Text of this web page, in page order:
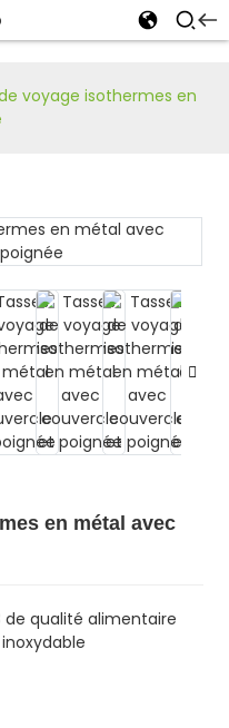
voyage isothermes en
en métal avec
de qualité alimentaire